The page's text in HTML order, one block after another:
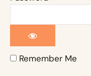
Remember Me